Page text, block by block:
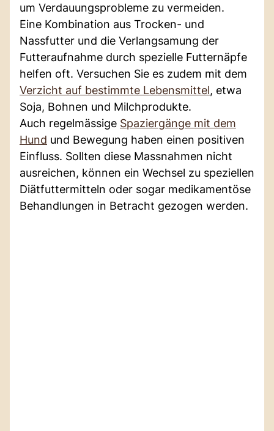
um Verdauungsprobleme zu vermeiden.
Eine Kombination aus Trocken- und
Nassfutter und die Verlangsamung der
Futteraufnahme durch spezielle Futternäpfe
helfen oft. Versuchen Sie es zudem mit dem
Verzicht auf bestimmte Lebensmittel, etwa
Soja, Bohnen und Milchprodukte.
Auch regelmässige Spaziergänge mit dem
Hund und Bewegung haben einen positiven
Einfluss. Sollten diese Massnahmen nicht
ausreichen, können ein Wechsel zu speziellen
Diätfuttermitteln oder sogar medikamentöse
Behandlungen in Betracht gezogen werden.